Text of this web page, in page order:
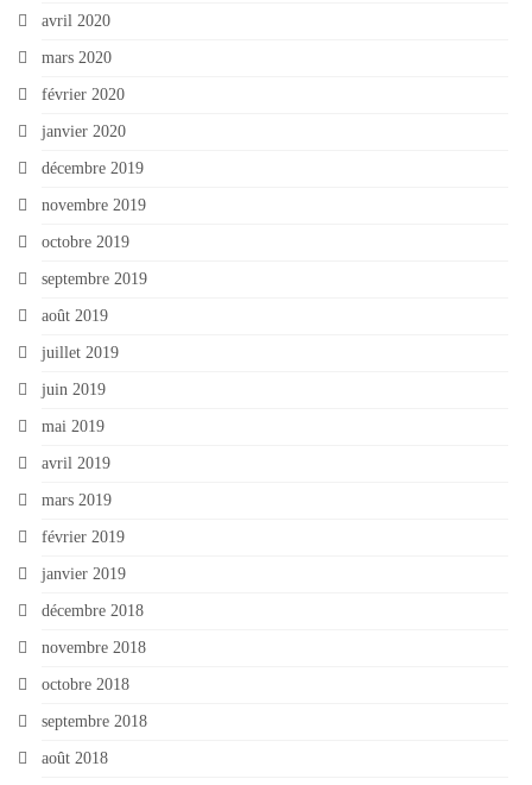
avril 2020
mars 2020
février 2020
janvier 2020
décembre 2019
novembre 2019
octobre 2019
septembre 2019
août 2019
juillet 2019
juin 2019
mai 2019
avril 2019
mars 2019
février 2019
janvier 2019
décembre 2018
novembre 2018
octobre 2018
septembre 2018
août 2018